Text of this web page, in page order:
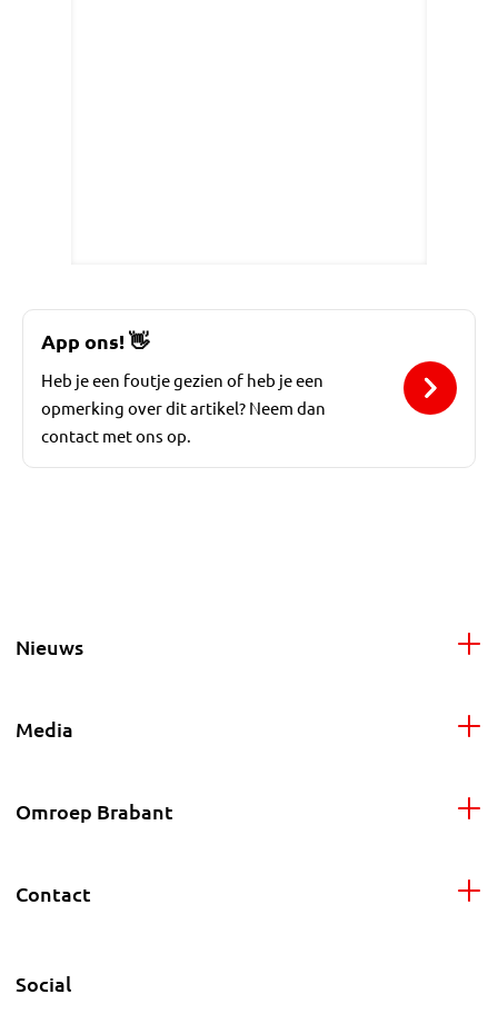
App ons! 👋
Heb je een foutje gezien of heb je een
opmerking over dit artikel? Neem dan
contact met ons op.
Nieuws
Media
Omroep Brabant
Contact
Social